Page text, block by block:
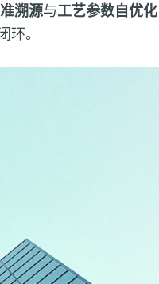
溯源与工艺参数自优化
。